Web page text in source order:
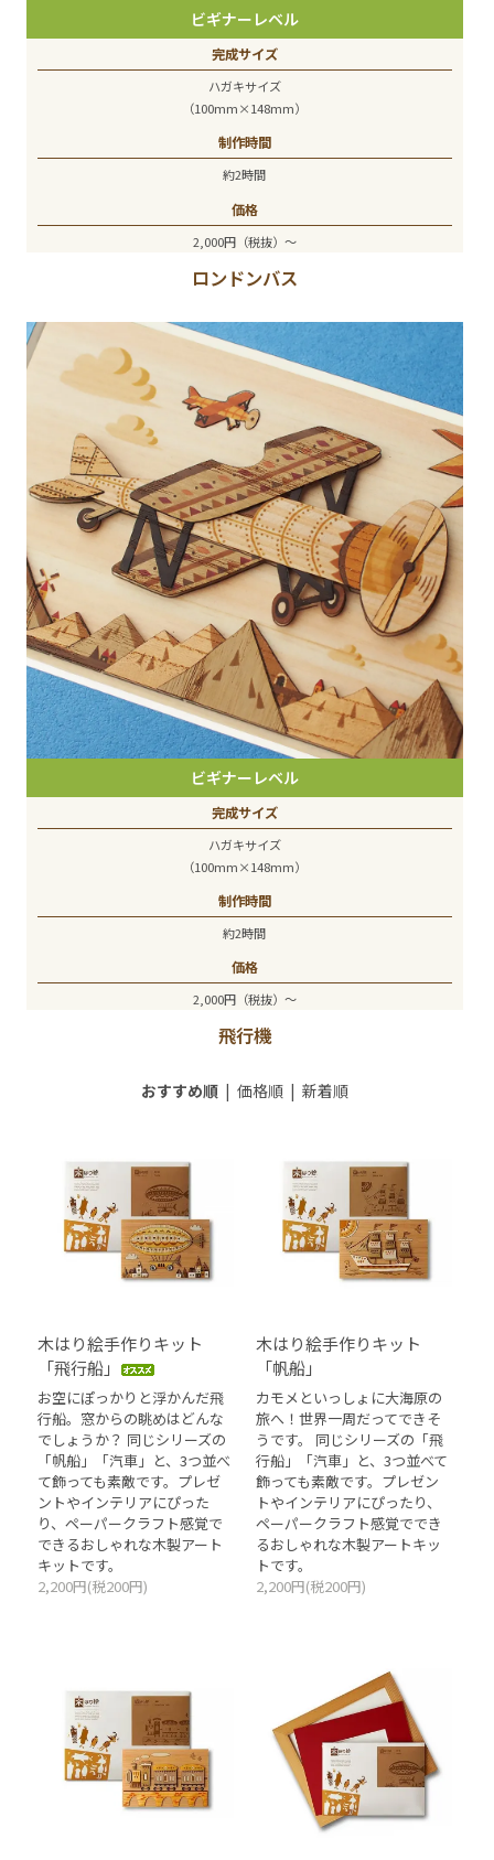
ビギナーレベル
完成サイズ
ハガキサイズ
（100mm×148mm）
制作時間
約2時間
価格
2,000円（税抜）～
ロンドンバス
ビギナーレベル
完成サイズ
ハガキサイズ
（100mm×148mm）
制作時間
約2時間
価格
2,000円（税抜）～
飛行機
おすすめ順| 価格順| 新着順
木はり絵手作りキット
「飛行船」
お空にぽっかりと浮かんだ飛
行船。窓からの眺めはどんな
でしょうか？ 同じシリーズの
「帆船」「汽車」と、3つ並べ
て飾っても素敵です。プレゼ
ントやインテリアにぴった
り、ペーパークラフト感覚で
できるおしゃれな木製アート
キットです。
2,200円(税200円)
木はり絵手作りキット
「帆船」
カモメといっしょに大海原の
旅へ！世界一周だってできそ
うです。 同じシリーズの「飛
行船」「汽車」と、3つ並べて
飾っても素敵です。プレゼン
トやインテリアにぴったり、
ペーパークラフト感覚ででき
るおしゃれな木製アートキッ
トです。
2,200円(税200円)